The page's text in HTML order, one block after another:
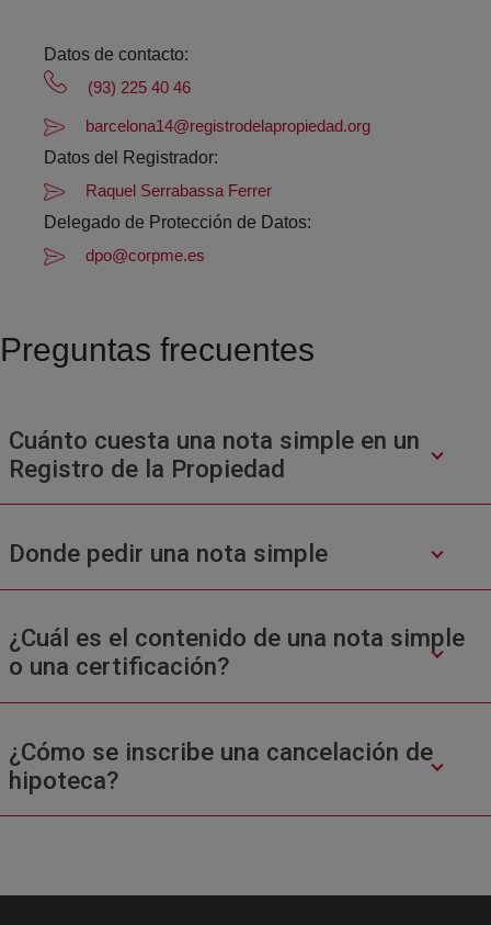
Datos de contacto:
(93) 225 40 46
barcelona14@registrodelapropiedad.org
Datos del Registrador:
Raquel Serrabassa Ferrer
Delegado de Protección de Datos:
dpo@corpme.es
Preguntas frecuentes
Cuánto cuesta una nota simple en un
Registro de la Propiedad
Donde pedir una nota simple
¿Cuál es el contenido de una nota simple
o una certificación?
¿Cómo se inscribe una cancelación de
hipoteca?